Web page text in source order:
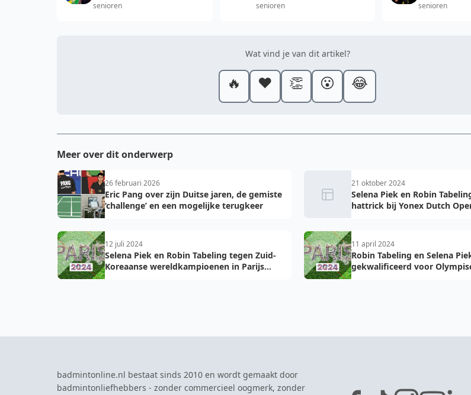
senioren senioren senioren
Wat vind je van dit artikel?
🔥 ❤️ 👏 😮 😂
Meer over dit onderwerp
26 februari 2026
Eric Pang over zijn Duitse jaren, de gemiste
‘challenge’ en een mogelijke terugkeer
21 oktober 2024
Selena Piek en Robin
hattrick bij Yonex Dutch
12 juli 2024
Selena Piek en Robin Tabeling tegen Zuid-
Koreaanse wereldkampioenen in Parijs
11 april 2024
Robin Tabeling en Selena
gekwalificeerd voor
badmintonline.nl bestaat sinds 2010 en wordt gemaakt door
badmintonliefhebbers - zonder commercieel oogmerk, zonder